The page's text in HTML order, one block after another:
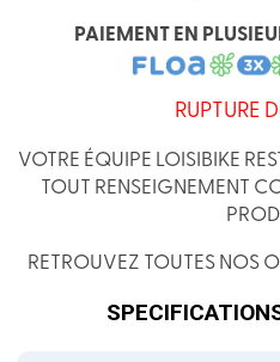
PAIEMENT EN
RUPTURE
VOTRE ÉQUIPE LOISIBIKE
TOUT RENSEIGNEMENT
RETROUVEZ TOUTES NOS